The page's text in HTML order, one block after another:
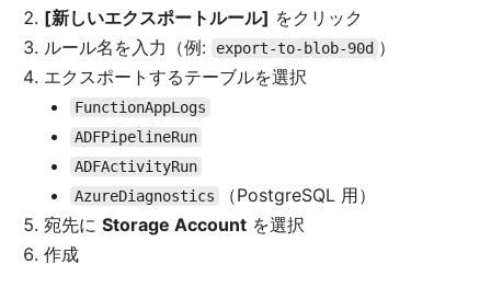
[新しいエクスポートルール] をクリック
ルール名を入力（例:
export-to-blob-90d ）
エクスポートするテーブルを選択
FunctionAppLogs
ADFPipelineRun
ADFActivityRun
AzureDiagnostics
（PostgreSQL 用）
宛先に Storage Account を選択
作成